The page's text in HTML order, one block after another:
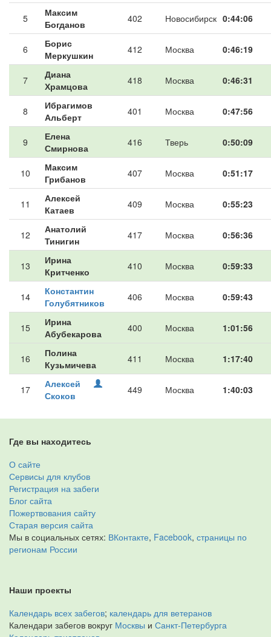
5
Максим
Богданов
402 Новосибирск 0:44:06
6
Борис
Меркушкин
412 Москва 0:46:19
7
Диана
Храмцова
418 Москва 0:46:31
8
Ибрагимов
Альберт
401 Москва 0:47:56
9
Елена
Смирнова
416 Тверь 0:50:09
10
Максим
Грибанов
407 Москва 0:51:17
11
Алексей
Катаев
409 Москва 0:55:23
12
Анатолий
Тинигин
417 Москва 0:56:36
13
Ирина
Критченко
410 Москва 0:59:33
14
Константин
Голубятников
406 Москва 0:59:43
15
Ирина
Абубекарова
400 Москва 1:01:56
16
Полина
Кузьмичева
411 Москва 1:17:40
17
Алексей
Скоков
449 Москва 1:40:03
Где вы находитесь
О сайте
Сервисы для клубов
Регистрация на забеги
Блог сайта
Пожертвования сайту
Старая версия сайта
Мы в социальных сетях: ВКонтакте, Facebook, страницы по
регионам России
Наши проекты
Календарь всех забегов; календарь для ветеранов
Календари забегов вокруг Москвы и Санкт-Петербурга